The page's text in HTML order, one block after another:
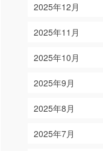
2025年12月
2025年11月
2025年10月
2025年9月
2025年8月
2025年7月